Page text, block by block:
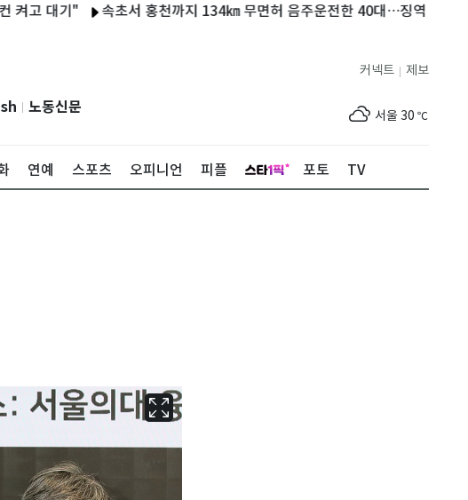
기" 속초서 홍천까지 134㎞ 무면허 음주운전한 40대…징역 1년
노동신문
제보
커넥트
서울 30 ℃
연예 스포츠 오피니언 피플 포토 TV